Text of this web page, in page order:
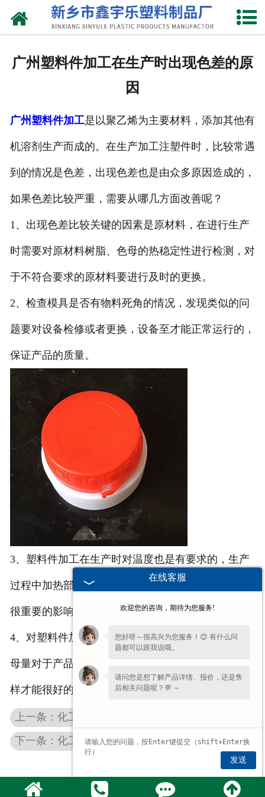
网站首页
联系我们
广州塑料件加工在生产时出现色差的原
因
广州塑料件加工是以聚乙烯为主要材料，添加其他有
机溶剂生产而成的。在生产加工注塑件时，比较常遇
到的情况是色差，出现色差也是由众多原因造成的，
如果色差比较严重，需要从哪几方面改善呢？
1、出现色差比较关键的因素是原材料，在进行生产
时需要对原材料树脂、色母的热稳定性进行检测，对
于不符合要求的原材料要进行及时的更换。
2、检查模具是否有物料死角的情况，发现类似的问
题要对设备检修或者更换，设备至才能正常运行的，
保证产品的质量。
3、塑料件加工在生产时对温度也是有要求的，生产
过程中加热部件损坏，局部温度过高会对产品颜色有
很重要的影响。
4、对塑料件加工生产人员要熟练掌握料筒温度，色
母量对于产品颜色的影响，了解色母的变化规律，这
样才能很好的调整色差。
上一条：化工桶盖的使用注意事项
下一条：化工桶内盖厂家分享选购广州塑料桶
在线客服
欢迎您的咨询，期待为您服务!
您好呀～很高兴为您服务！😊 有什么问
题都可以跟我说哦。
请问您是想了解产品详情、报价，还是售
后相关问题呢？💬 ～
发送